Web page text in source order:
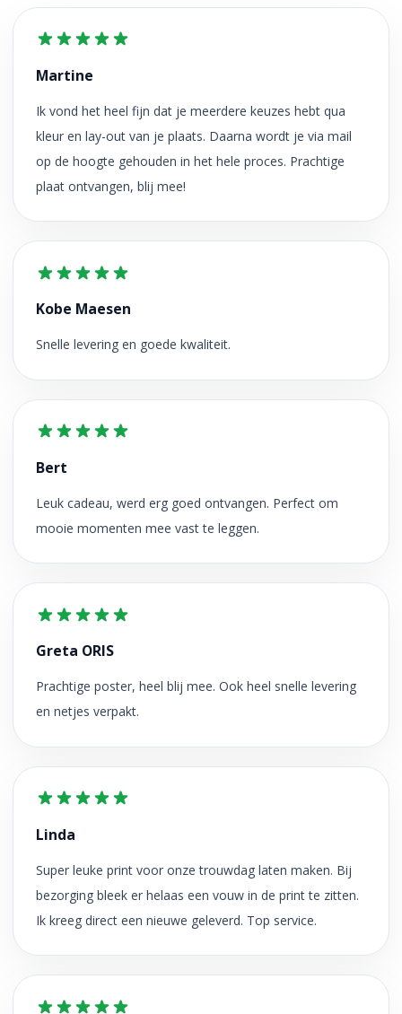
Martine
Ik vond het heel fijn dat je meerdere keuzes hebt qua
kleur en lay-out van je plaats. Daarna wordt je via mail
op de hoogte gehouden in het hele proces. Prachtige
plaat ontvangen, blij mee!
Kobe Maesen
Snelle levering en goede kwaliteit.
Bert
Leuk cadeau, werd erg goed ontvangen. Perfect om
mooie momenten mee vast te leggen.
Greta ORIS
Prachtige poster, heel blij mee. Ook heel snelle levering
en netjes verpakt.
Linda
Super leuke print voor onze trouwdag laten maken. Bij
bezorging bleek er helaas een vouw in de print te zitten.
Ik kreeg direct een nieuwe geleverd. Top service.